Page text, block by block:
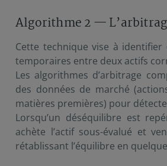
Algorithme 2 —
Cette technique vise à
temporaires entre deux actifs
Les algorithmes d’arbitrage
des données de marché
matières premières) pour
Lorsqu’un déséquilibre est
achète l’actif sous-évalué et
rétablissant l’équilibre en